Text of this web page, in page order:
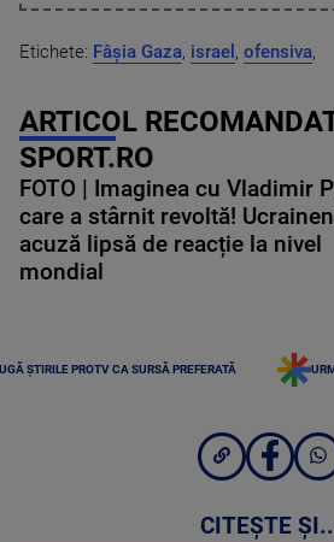
Etichete: Fâșia Gaza, israel , ofensiva,
ARTICOL
SPORT.RO
FOTO | Imaginea cu Vladimir
care a stârnit revoltă!
acuză lipsă de reacție la nivel
mondial
ȘTIRILE PROTV CA SURSĂ PREFERATĂ
CITEȘTE